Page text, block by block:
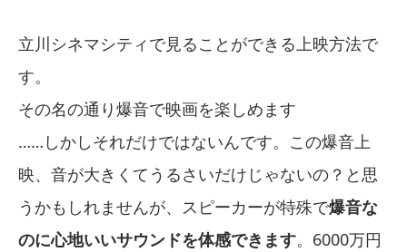
立川シネマシティで見ることができる上映方法で
す。
その名の通り爆音で映画を楽しめます
……しかしそれだけではないんです。この爆音上
映、音が大きくてうるさいだけじゃないの？と思
うかもしれませんが、スピーカーが特殊で爆音な
のに心地いいサウンドを体感できます。6000万円